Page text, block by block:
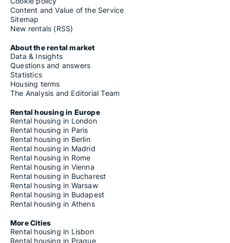
Content and Value of the Service
Sitemap
New rentals (RSS)
About the rental market
Data & Insights
Questions and answers
Statistics
Housing terms
The Analysis and Editorial Team
Rental housing in Europe
Rental housing in London
Rental housing in Paris
Rental housing in Berlin
Rental housing in Madrid
Rental housing in Rome
Rental housing in Vienna
Rental housing in Bucharest
Rental housing in Warsaw
Rental housing in Budapest
Rental housing in Athens
More Cities
Rental housing in Lisbon
Rental housing in Prague